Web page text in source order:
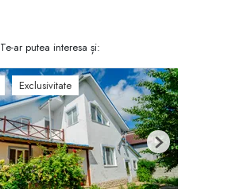
Te-ar putea interesa și:
Exclusivitate
Next